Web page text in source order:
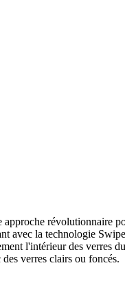
révolutionnaire
avec la technologie
l'intérieur des verres
verres clairs ou foncés.